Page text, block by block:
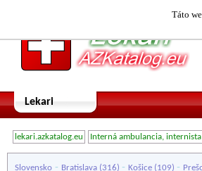
Táto
Lekari
lekari.azkatalog.eu Interná ambulancia, internista
Slovensko - Bratislava (316) - Košice (109) -